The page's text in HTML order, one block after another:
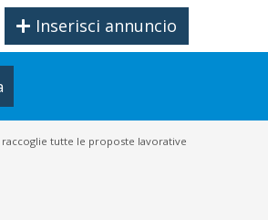
Inserisci annuncio
tutte le proposte lavorative